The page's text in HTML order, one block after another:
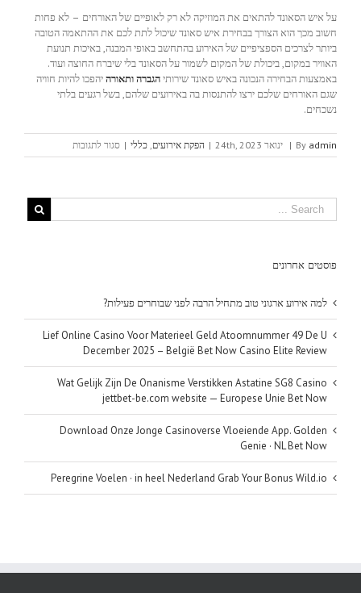
על איש הסאונד להתאים את המוזיקה לא רק לאופיים של האורחים – לא פחות
חשוב מכך הוא הצורך בבחירת איש סאונד שיכול לתת לכם את ההתאמה הטובה
ביותר לצרכים הספציפיים של האירוע בהתחשב באופי המבנה, באיכות תנועת
האוויר במקום, ביכולת של המקום לשמור על הסאונד בלי שיברח החוצה ועוד.
באמצעות הבחירה הנכונה באיש סאונד שירותיהגברה ותאורהיהפכו להיות חוויה
שגם האורחים שלכם ירצו להתנסות בה באירועים שלהם, בשל רגעים בלתי
נשכחים.
By admin
| ינואר 24th, 2023 | הפקת אירועים, כללי | סגור לתגובות
שירותי
פוסטים אחרונים
למה אירוע ארגוני טוב מתחיל הרבה לפני שבוחרים פעילות?
Lief Online Casino Voor Materieel Geld Atoomnummer 49 De U
December 2025 – België Bet Now Casino Elite Review
Wat Gelijk Zijn De Onanisme Verstikken Astatine SG8 Casino
jettbet-be.com website — Europese Unie Bet Now
Download Onze Jonge Casinoverse Vloeiende App. Golden
Genie · NL Bet Now
Peregrine Voelen · in heel Nederland Grab Your Bonus Wild.io